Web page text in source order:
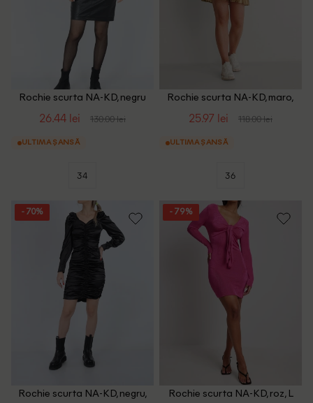
Rochie scurta NA-KD, negru
26.44 lei 130.00 lei
ULTIMA ȘANSĂ
34
Rochie scurta NA-KD, maro,
25.97 lei 118.00 lei
ULTIMA ȘANSĂ
36
- 70%
Rochie scurta NA-KD, negru,
- 79%
Rochie scurta NA-KD, roz, L